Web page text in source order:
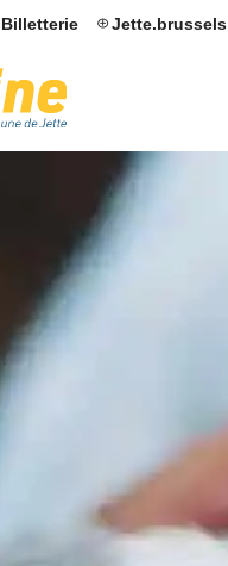
Billetterie Jette.brussels